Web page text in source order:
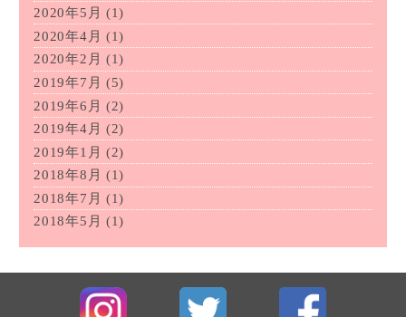
2020年5月 (1)
2020年4月 (1)
2020年2月 (1)
2019年7月 (5)
2019年6月 (2)
2019年4月 (2)
2019年1月 (2)
2018年8月 (1)
2018年7月 (1)
2018年5月 (1)